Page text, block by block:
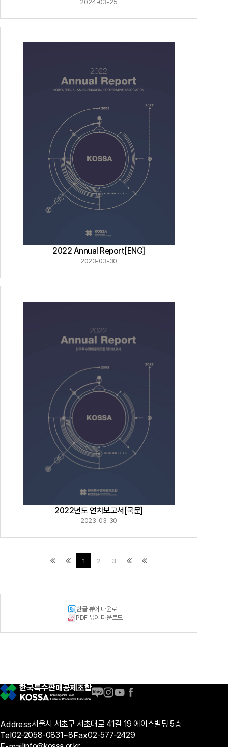
2024-03-25
2022 Annual Report[ENG]
2023-03-30
2022년도 연차보고서[국문]
2023-03-30
1 2 3
한글 뷰어 다운로드
PDF 뷰어 다운로드
Address서울시 서초구 서초대로 41길 19 에이스빌딩 5층
Tel02-2058-0831~8Fax02-577-2429